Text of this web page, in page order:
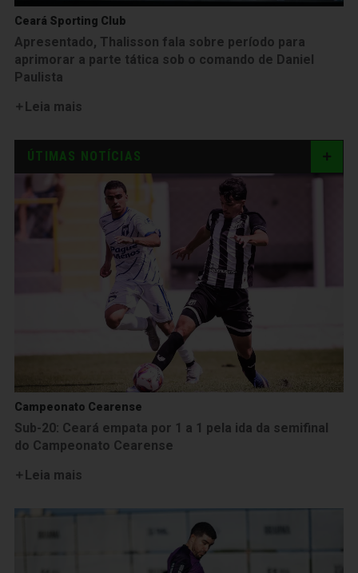
Ceará Sporting Club
Apresentado, Thalisson fala sobre período para
aprimorar a parte tática sob o comando de Daniel
Paulista
Leia mais
ÚTIMAS NOTÍCIAS
Campeonato Cearense
Sub-20: Ceará empata por 1 a 1 pela ida da semifinal
do Campeonato Cearense
Leia mais